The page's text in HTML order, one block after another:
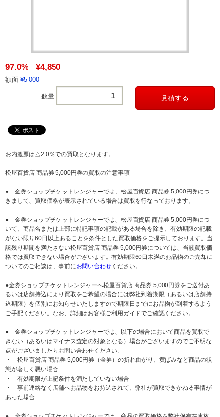
97.0% ¥4,850
額面 ¥5,000
数量
お内渡票は△2.0％での買取となります。
松屋百貨店 商品券 5,000円券の買取の注意事項
● 金券ショップチケットレンジャーでは、松屋百貨店 商品券 5,000円券につ
きまして、買取価格が表示されている場合は買取を行なっております。
● 金券ショップチケットレンジャーでは、松屋百貨店 商品券 5,000円券につ
いて、商品名または上部に特記事項の記載がある場合を除き、有効期限の記載
がない限り60日以上あることを条件とした買取価格をご提示しております。当
該残り期間を満たさない松屋百貨店 商品券 5,000円券については、当該買取価
格では買取できない場合がございます。有効期限60日未満のお品物のご売却に
ついてのご相談は、事前にお問い合わせ ください。
●金券ショップチケットレンジャーへ松屋百貨店 商品券 5,000円券をご送付あ
るいは店舗持込により買取をご希望の場合には弊社到着期限（あるいは店舗持
込期限）を個別にお知らせいたしますので期限日までにお品物が到着するよう
ご手配ください。なお、詳細はお客様ご利用ガイドでご確認ください。
● 金券ショップチケットレンジャーでは、以下の場合において商品を買取で
きない（あるいはマイナス査定の対象となる）場合がございますのでご不明な
点がございましたらお問い合わせください。
・ 松屋百貨店 商品券 5,000円券（金券）の折れ曲がり、黄ばみなど商品の状
態が著しく悪い場合
・ 有効期限が上記条件を満たしていない場合
・ 事前連絡なく店舗へお品物をお持込されて、弊社が買取できかねる事情が
あった場合